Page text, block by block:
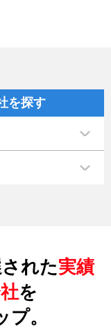
を探す
れた実績
を
。